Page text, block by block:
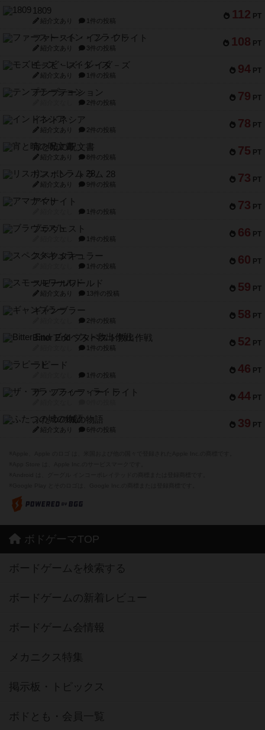
112 PT
1809
紹介文あり 1件の投稿
108 PT
ファースト・イン・フライト
紹介文あり 3件の投稿
94 PT
モズビ－ズ・レイダ－ズ
紹介文あり 1件の投稿
79 PT
テンプテーション
2件の投稿
78 PT
インドネシア
紹介文あり 2件の投稿
75 PT
宵と暁の呪文書
紹介文あり 8件の投稿
73 PT
リスボン・トラム 28
紹介文あり 9件の投稿
73 PT
アマナイト
1件の投稿
66 PT
ブラヴェスト
1件の投稿
60 PT
スペクタキュラー
1件の投稿
59 PT
スモールワールド
紹介文あり 13件の投稿
58 PT
ギャンブラー
2件の投稿
52 PT
Bitter End ブタペスト救出作戦
1件の投稿
46 PT
ラピード
1件の投稿
44 PT
ザ・フラッフィー・ライト
39 PT
ふたつの城の物語
紹介文あり 6件の投稿
ボドゲーマTOP
ボードゲームを検索する
ボードゲームの新着レビュー
ボードゲーム会情報
メカニクス特集
掲示板・トピックス
ボドとも・会員一覧